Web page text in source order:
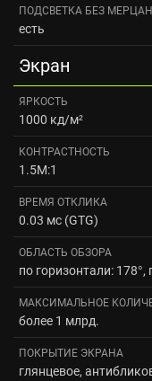
ПОДСВЕТКА БЕЗ
есть
Экран
ЯРКОСТЬ
1000 кд/м²
КОНТРАСТНОСТЬ
1.5M:1
ВРЕМЯ ОТКЛИКА
0.03 мс (GTG)
ОБЛАСТЬ ОБЗОРА
по горизонтали: 178°,
МАКСИМАЛЬНОЕ
более 1 млрд.
ПОКРЫТИЕ ЭКРАНА
глянцевое,